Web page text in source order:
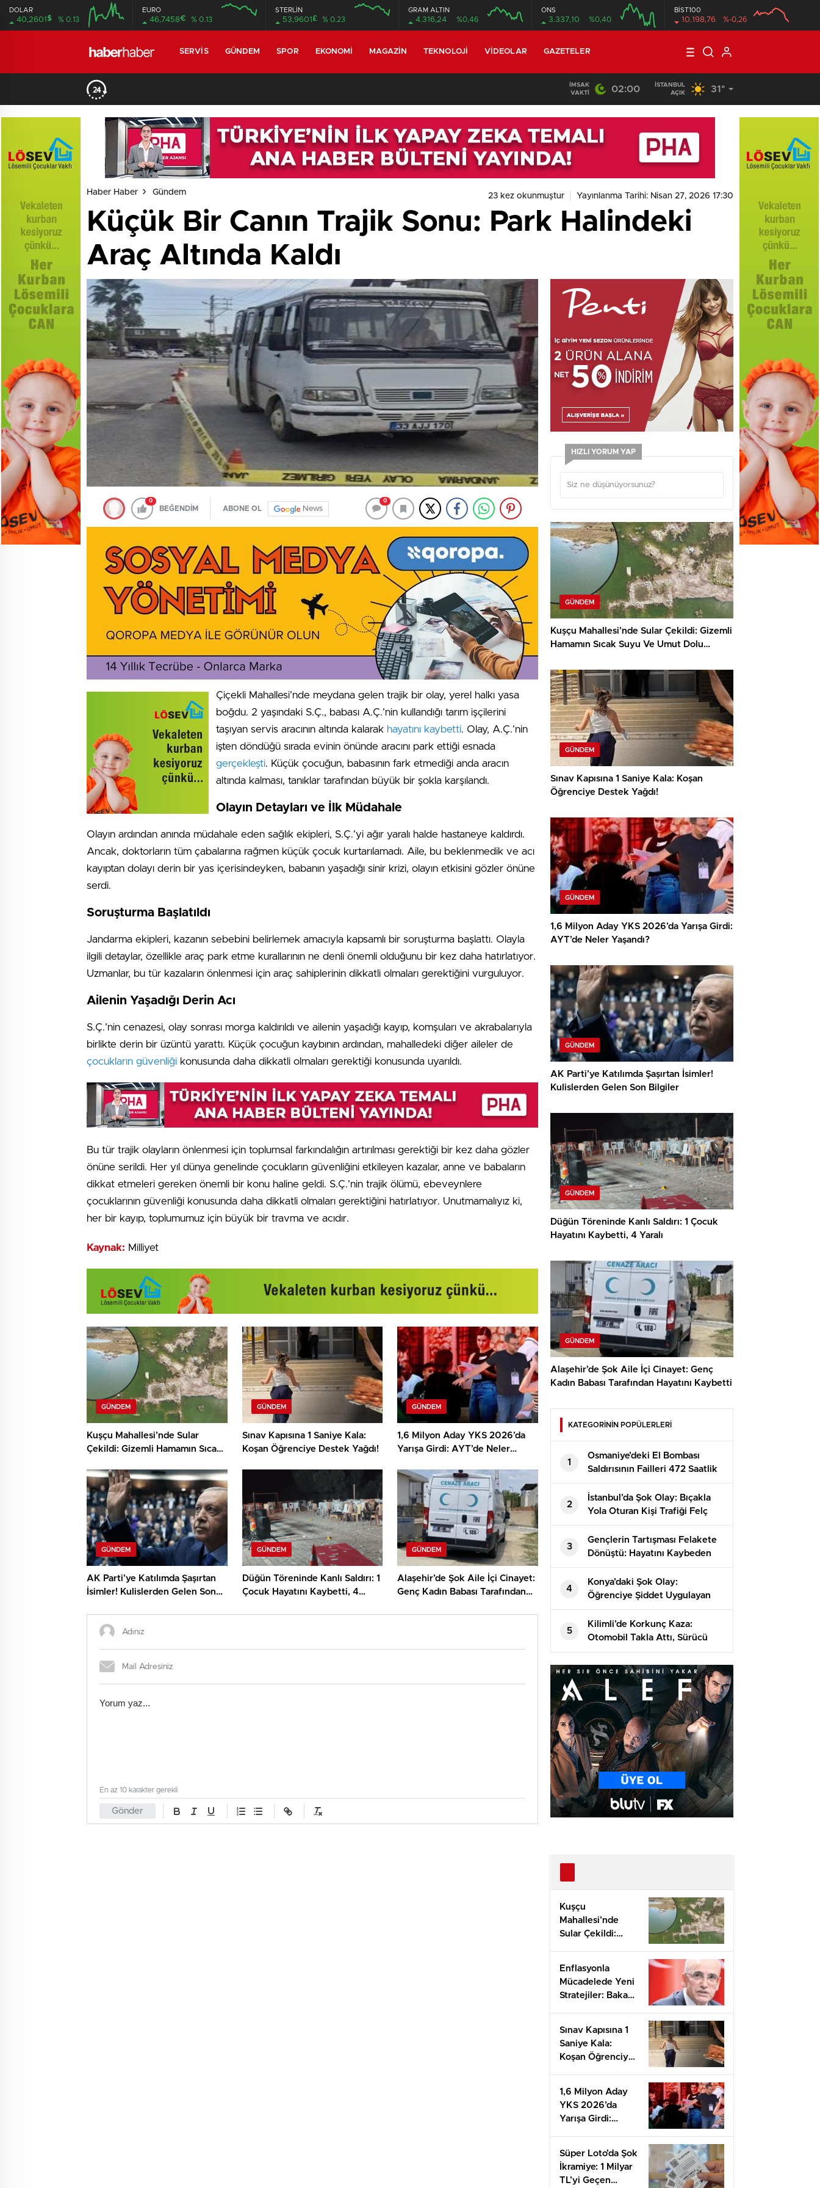
DOLAR
40,2601 $ % 0.13
EURO
46,7458€ % 0.13
STERLİN
53,9601 £ % 0.23
GRAM ALTIN
4.316,24 %0,46
ONS
3.337,10 %0,40
BİST100
10.198,76 %-0,26
SERVIS GÜNDEM SPOR EKONOMI MAGAZIN TEKNOLOJI VIDEOLAR GAZETELER
İMSAK
VAKTI
02:00
İSTANBUL
AÇIK
31°
Haber Haber Gündem 23 kez okunmuştur Yayınlanma Tarihi: Nisan 27, 2026 17:30
Küçük Bir Canın Trajik Sonu: Park Halindeki
Araç Altında Kaldı
0
BEĞENDİM ABONE OL News
0
Çiçekli Mahallesi’nde meydana gelen trajik bir olay, yerel halkı yasa
boğdu. 2 yaşındaki S.Ç., babası A.Ç.’nin kullandığı tarım işçilerini
taşıyan servis aracının altında kalarak hayatını kaybetti. Olay, A.Ç.’nin
işten döndüğü sırada evinin önünde aracını park ettiği esnada
gerçekleşti. Küçük çocuğun, babasının fark etmediği anda aracın
altında kalması, tanıklar tarafından büyük bir şokla karşılandı.
Olayın Detayları ve İlk Müdahale
Olayın ardından anında müdahale eden sağlık ekipleri, S.Ç.’yi ağır yaralı halde hastaneye kaldırdı.
Ancak, doktorların tüm çabalarına rağmen küçük çocuk kurtarılamadı. Aile, bu beklenmedik ve acı
kayıptan dolayı derin bir yas içerisindeyken, babanın yaşadığı sinir krizi, olayın etkisini gözler önüne
serdi.
Soruşturma Başlatıldı
Jandarma ekipleri, kazanın sebebini belirlemek amacıyla kapsamlı bir soruşturma başlattı. Olayla
ilgili detaylar, özellikle araç park etme kurallarının ne denli önemli olduğunu bir kez daha hatırlatıyor.
Uzmanlar, bu tür kazaların önlenmesi için araç sahiplerinin dikkatli olmaları gerektiğini vurguluyor.
Ailenin Yaşadığı Derin Acı
S.Ç.’nin cenazesi, olay sonrası morga kaldırıldı ve ailenin yaşadığı kayıp, komşuları ve akrabalarıyla
birlikte derin bir üzüntü yarattı. Küçük çocuğun kaybının ardından, mahalledeki diğer aileler de
çocukların güvenliği konusunda daha dikkatli olmaları gerektiği konusunda uyarıldı.
Bu tür trajik olayların önlenmesi için toplumsal farkındalığın artırılması gerektiği bir kez daha gözler
önüne serildi. Her yıl dünya genelinde çocukların güvenliğini etkileyen kazalar, anne ve babaların
dikkat etmeleri gereken önemli bir konu haline geldi. S.Ç.’nin trajik ölümü, ebeveynlere
çocuklarının güvenliği konusunda daha dikkatli olmaları gerektiğini hatırlatıyor. Unutmamalıyız ki,
her bir kayıp, toplumumuz için büyük bir travma ve acıdır.
Kaynak: Milliyet
GÜNDEM
Kuşçu Mahallesi’nde Sular
Çekildi: Gizemli Hamamın Sıcak
GÜNDEM
Sınav Kapısına 1 Saniye Kala:
Koşan Öğrenciye Destek Yağdı!
GÜNDEM
1,6 Milyon Aday YKS 2026’da
Yarışa Girdi: AYT’de Neler
GÜNDEM
AK Parti’ye Katılımda Şaşırtan
İsimler! Kulislerden Gelen Son
GÜNDEM
Düğün Töreninde Kanlı Saldırı: 1
Çocuk Hayatını Kaybetti, 4
GÜNDEM
Alaşehir’de Şok Aile İçi Cinayet:
Genç Kadın Babası Tarafından
Gönder
En az 10 karakter gerekli
HIZLI YORUM YAP
GÜNDEM
Kuşçu Mahallesi’nde Sular Çekildi: Gizemli
Hamamın Sıcak Suyu Ve Umut Dolu
GÜNDEM
Sınav Kapısına 1 Saniye Kala: Koşan
Öğrenciye Destek Yağdı!
GÜNDEM
1,6 Milyon Aday YKS 2026’da Yarışa Girdi:
AYT’de Neler Yaşandı?
GÜNDEM
AK Parti’ye Katılımda Şaşırtan İsimler!
Kulislerden Gelen Son Bilgiler
GÜNDEM
Düğün Töreninde Kanlı Saldırı: 1 Çocuk
Hayatını Kaybetti, 4 Yaralı
GÜNDEM
Alaşehir’de Şok Aile İçi Cinayet: Genç
Kadın Babası Tarafından Hayatını Kaybetti
KATEGORİNİN POPÜLERLERİ
1
Osmaniye’deki El Bombası
Saldırısının Failleri 472 Saatlik
Kamera İncelemesiyle
Yakalandı!
2
İstanbul’da Şok Olay: Bıçakla
Yola Oturan Kişi Trafiği Felç
Etti!
3
Gençlerin Tartışması Felakete
Dönüştü: Hayatını Kaybeden
Alperen’in Dramı
4
Konya’daki Şok Olay:
Öğrenciye Şiddet Uygulayan
Görevli Tutuklandı!
5
Kilimli’de Korkunç Kaza:
Otomobil Takla Attı, Sürücü
Ağır Yaralı
Kuşçu
Mahallesi’nde
Sular Çekildi:
Umut Dolu
Mesajlar
Enflasyonla
Mücadelede Yeni
Stratejiler: Bakan
Açıklamalar
Sınav Kapısına 1
Saniye Kala:
Koşan Öğrenciye
1,6 Milyon Aday
YKS 2026’da
Yarışa Girdi:
Süper Loto’da Şok
İkramiye: 1 Milyar
TL’yi Geçen